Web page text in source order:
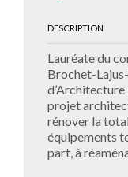
DESCRIPTION
Lauréate du
Brochet-
projet
rénover la
équipements
part, à